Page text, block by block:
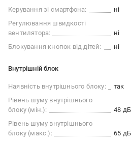
Керування зі смартфона:
ні
Регулювання швидкості
вентилятора:
ні
Блокування кнопок від дітей:
ні
Внутрішній блок
Наявність внутрішнього блоку:
так
Рівень шуму внутрішнього
блоку (мін.):
48 дБ
Рівень шуму внутрішнього
блоку (макс.):
65 дБ